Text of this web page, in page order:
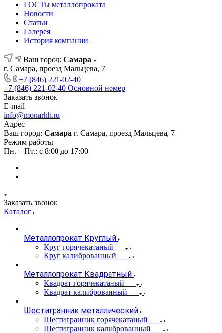
ГОСТы металлопроката
Новости
Статьи
Галерея
История компании
Ваш город: Самара
г. Самара, проезд Мальцева, 7
+7 (846) 221-02-40
+7 (846) 221-02-40 Основной номер
Заказать звонок
E-mail
info@monarhh.ru
Адрес
Ваш город: Самара г. Самара, проезд Мальцева, 7
Режим работы
Пн. – Пт.: с 8:00 до 17:00
Заказать звонок
Каталог
Металлопрокат Круглый
Круг горячекатаный
Круг калиброванный
Металлопрокат Квадратный
Квадрат горячекатаный
Квадрат калиброванный
Шестигранник металлический
Шестигранник горячекатаный
Шестигранник калиброванный